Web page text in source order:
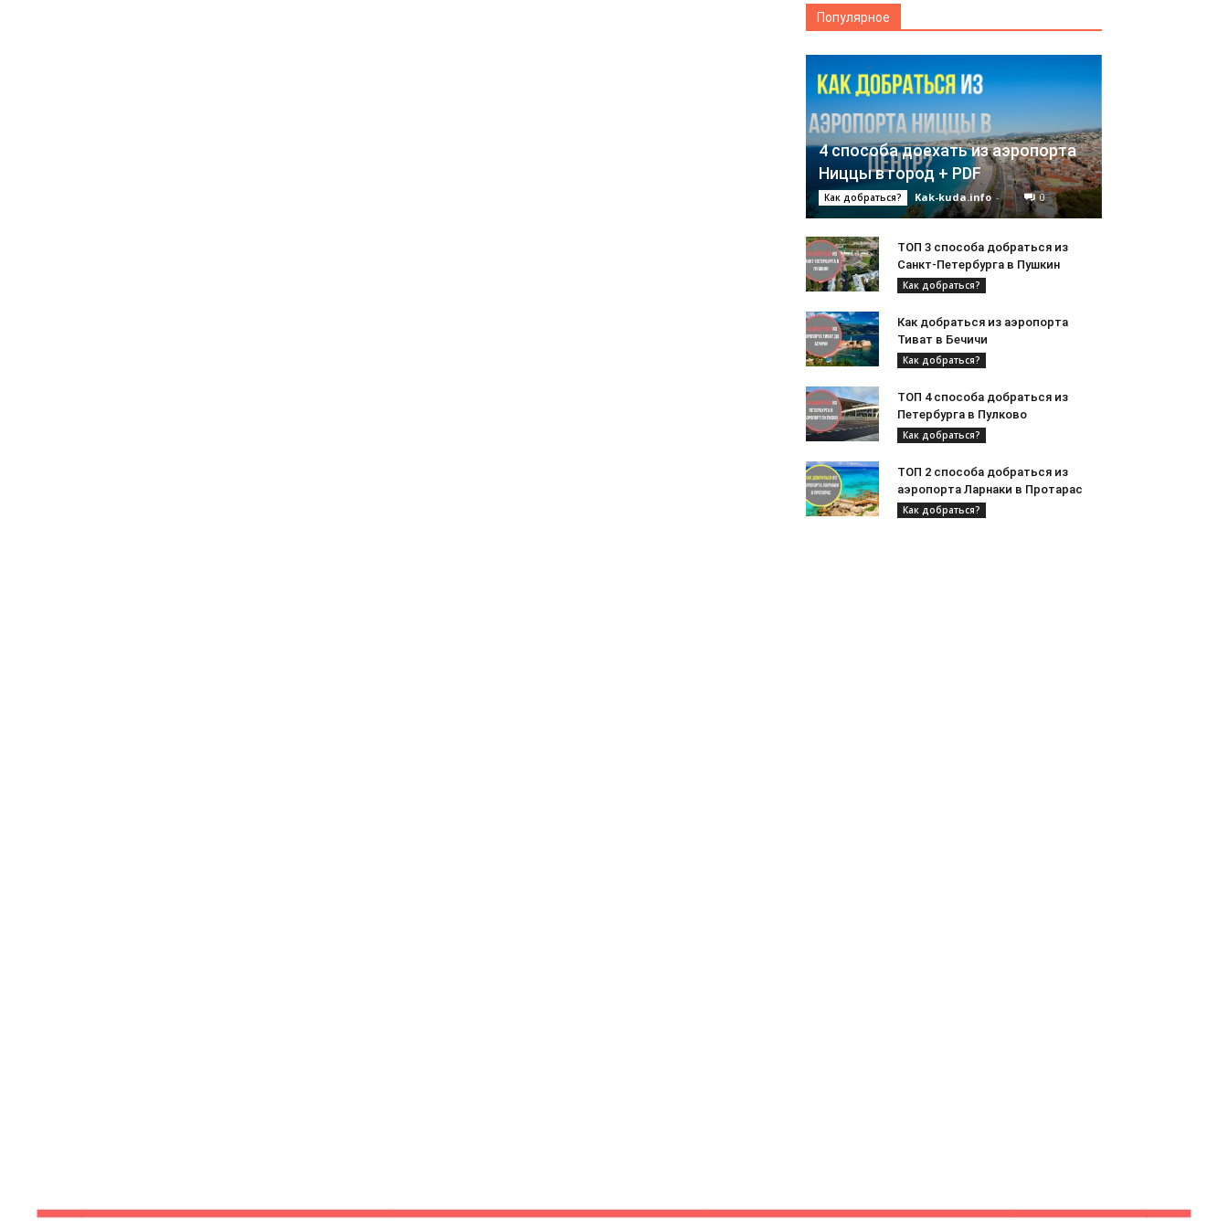
Популярное
4 способа доехать из аэропорта
Ниццы в город + PDF
Как добраться? Kak-kuda.info - 0
ТОП 3 способа добраться из
Санкт-Петербурга в Пушкин
Как добраться?
Как добраться из аэропорта
Тиват в Бечичи
Как добраться?
ТОП 4 способа добраться из
Петербурга в Пулково
Как добраться?
ТОП 2 способа добраться из
аэропорта Ларнаки в Протарас
Как добраться?